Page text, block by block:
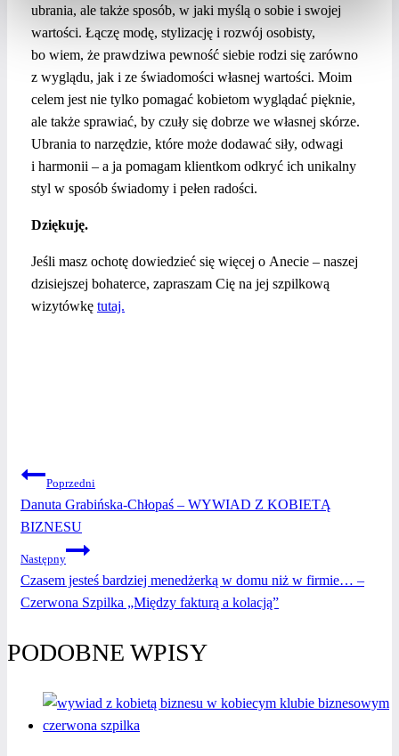
ubrania, ale także sposób, w jaki myślą o sobie i swojej
wartości. Łączę modę, stylizację i rozwój osobisty,
bo wiem, że prawdziwa pewność siebie rodzi się zarówno
z wyglądu, jak i ze świadomości własnej wartości. Moim
celem jest nie tylko pomagać kobietom wyglądać pięknie,
ale także sprawiać, by czuły się dobrze we własnej skórze.
Ubrania to narzędzie, które może dodawać siły, odwagi
i harmonii – a ja pomagam klientkom odkryć ich unikalny
styl w sposób świadomy i pełen radości.
Dziękuję.
Jeśli masz ochotę dowiedzieć się więcej o Anecie – naszej
dzisiejszej bohaterce, zapraszam Cię na jej szpilkową
wizytówkę tutaj.
NAWIGACJA
WPISU
Poprzedni
Danuta Grabińska-Chłopaś – WYWIAD Z KOBIETĄ
BIZNESU
Następny
Czasem jesteś bardziej menedżerką w domu niż w firmie… –
Czerwona Szpilka „Między fakturą a kolacją”
PODOBNE WPISY